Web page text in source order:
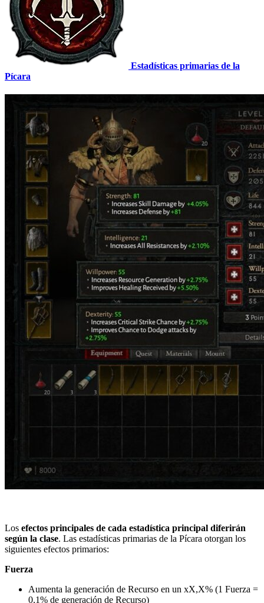
Estadísticas primarias de la
Pícara
Los efectos principales de cada estadística principal diferirán
según la clase. Las estadísticas primarias de la Pícara otorgan los
siguientes efectos primarios:
Fuerza
Aumenta la generación de Recurso en un xX,X% (1 Fuerza =
0,1% de generación de Recurso)